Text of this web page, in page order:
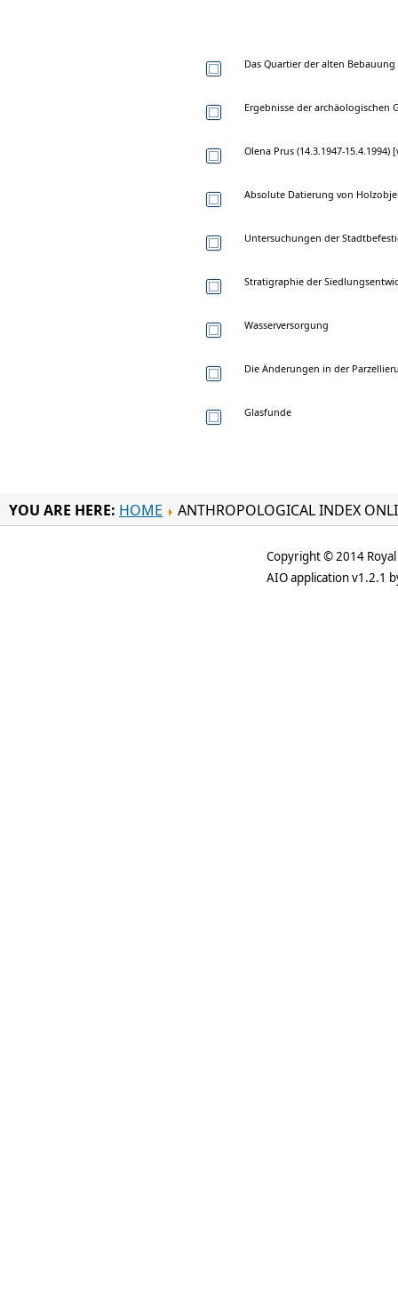
Das Quartier der alten
Ergebnisse der archäologischen
Olena Prus (14.3.1947-
Absolute Datierung von
Untersuchungen der
Stratigraphie der
Wasserversorgung
Die Änderungen in der
Glasfunde
YOU ARE HERE: HOME ANTHROPOLOGICAL INDEX
Copyright © 2014
AIO application v1.2.1